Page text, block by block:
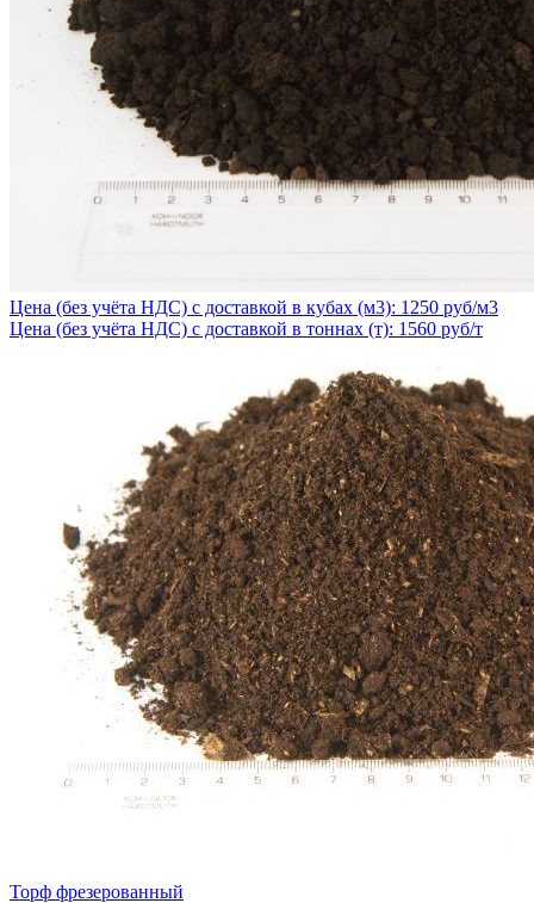
Цена (без учёта НДС) с доставкой в кубах (м3): 1250 руб/м3
Цена (без учёта НДС) с доставкой в тоннах (т): 1560 руб/т
Торф фрезерованный